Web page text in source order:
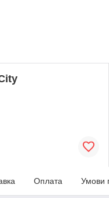
Оплата Умови